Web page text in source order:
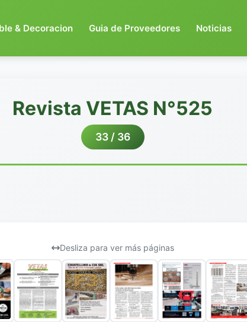
& Decoracion Guia de Proveedores Noticias
Revista VETAS N°525
33 / 36
Desliza para ver más páginas